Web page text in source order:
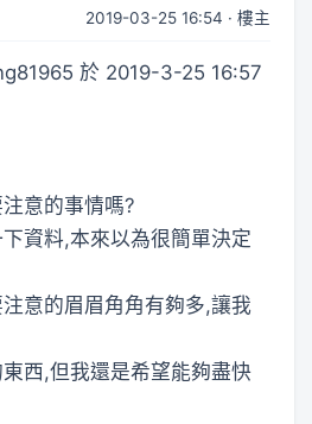
2019-03-25 16:54 · 樓主
於 2019-3-25 16:57
意的事情嗎?
資料,本來以為很簡單決定
意的眉眉角角有夠多,讓我
西,但我還是希望能夠盡快